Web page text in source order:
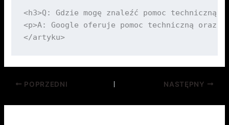
<h3>Q: Gdzie mogę znaleźć pomoc techniczną
<p>A: Google oferuje pomoc techniczną oraz
</artyku>
POPRZEDNI NASTĘPNY